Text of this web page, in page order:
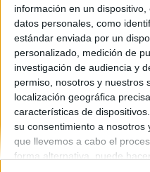
información en un
datos personales, como
estándar enviada por un
personalizado, medición de
investigación de audiencia y
permiso, nosotros y nuestros
localización geográfica
características de
su consentimiento a nosotros
que llevemos a cabo el
forma alternativa, puede
© Perfil.com 2006-2019 -
Registro de